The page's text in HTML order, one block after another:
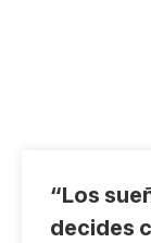
“Los
decides